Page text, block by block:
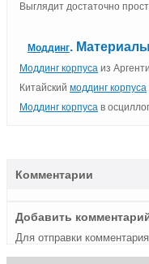
Выглядит достаточно
Моддинг.
Моддинг корпуса из
Китайский моддинг корпуса
Моддинг корпуса в
Комментарии
Добавить
Для отправки